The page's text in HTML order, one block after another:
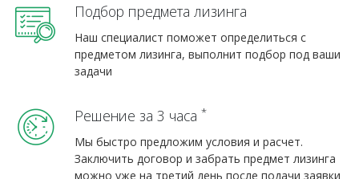
Подбор предмета лизинга
Наш специалист поможет определиться с
предметом лизинга, выполнит подбор под ваши
задачи
Решение за 3 часа *
Мы быстро предложим условия и расчет.
Заключить договор и забрать предмет лизинга
можно уже на третий день после подачи заявки